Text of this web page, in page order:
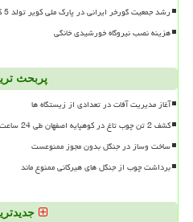
رشد جمعیت گورخر ایرانی در پارک ملی کویر تولد 5 کره جدید در گرمسار
هزینه نصب نیروگاه خورشیدی خانگی
پربحث
آغاز مدیریت آفات در تعدادی از زیستگاه ها
کشف 2 تن چوب تاغ در کوهپایه اصفهان طی 24 ساعت اخیر 8 نفر دستگیر شدند
ساخت وساز در جنگل بدون مجوز ممنوعست
برداشت چوب از جنگل های هیرکانی ممنوع ماند